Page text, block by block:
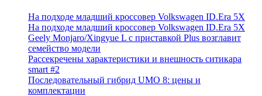
На подходе младший кроссовер Volkswagen ID.Era 5X
На подходе младший кроссовер Volkswagen ID.Era 5X
Geely Monjaro/Xingyue L с приставкой Plus возглавит
семейство модели
Рассекречены характеристики и внешность ситикара
smart #2
Последовательный гибрид UMO 8: цены и
комплектации